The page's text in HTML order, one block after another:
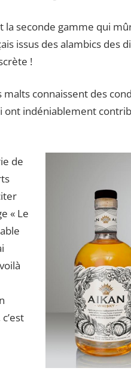
la seconde gamme qui
issus des alambics des
!
malts connaissent des
ont indéniablement
de
« Le